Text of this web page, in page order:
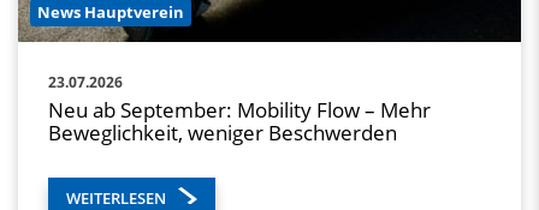
News Hauptverein
23.07.2026
Neu ab September: Mobility Flow – Mehr
Beweglichkeit, weniger Beschwerden
WEITERLESEN